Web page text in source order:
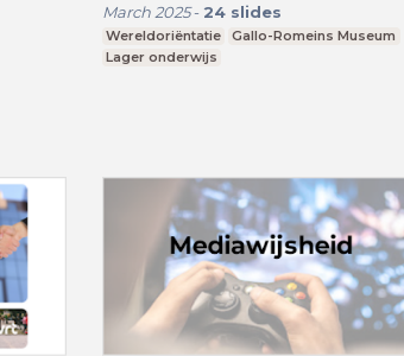
March 2025- 24 slides
Wereldoriëntatie
Gallo-Romeins Museum
Lager onderwijs